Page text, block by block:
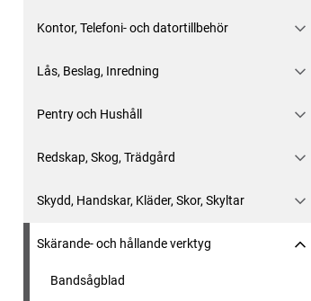
Kontor, Telefoni- och datortillbehör
Lås, Beslag, Inredning
Pentry och Hushåll
Redskap, Skog, Trädgård
Skydd, Handskar, Kläder, Skor, Skyltar
Skärande- och hållande verktyg
Bandsågblad